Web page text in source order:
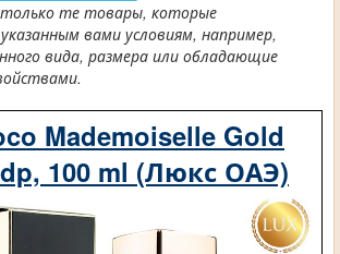
те товары, которые
вами условиям, например,
вида, размера или обладающие
Mademoiselle Gold
100 ml (Люкс ОАЭ)